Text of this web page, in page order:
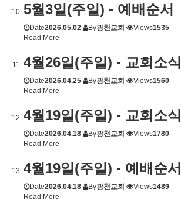
5월3일(주일) - 예배순서
Date2026.05.02 By광천교회 Views1535
Read More
4월26일(주일) - 교회소식
Date2026.04.25 By광천교회 Views1560
Read More
4월19일(주일) - 교회소식
Date2026.04.18 By광천교회 Views1780
Read More
4월19일(주일) - 예배순서
Date2026.04.18 By광천교회 Views1489
Read More